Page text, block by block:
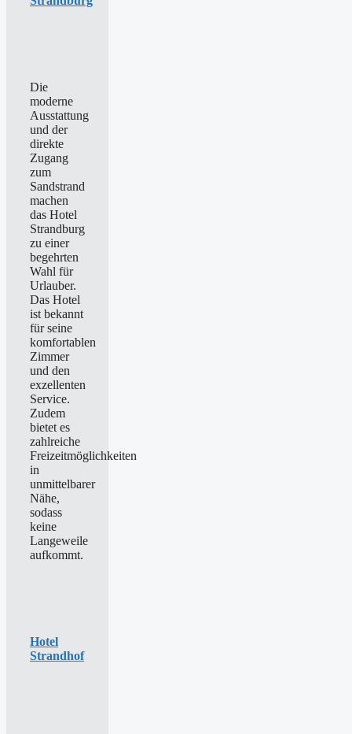
Die
moderne
Ausstattung
und der
direkte
Zugang
zum
Sandstrand
machen
das Hotel
Strandburg
zu einer
begehrten
Wahl für
Urlauber.
Das Hotel
ist bekannt
für seine
komfortablen
Zimmer
und den
exzellenten
Service.
Zudem
bietet es
zahlreiche
Freizeitmöglichkeiten
in
unmittelbarer
Nähe,
sodass
keine
Langeweile
aufkommt.
Hotel
Strandhof